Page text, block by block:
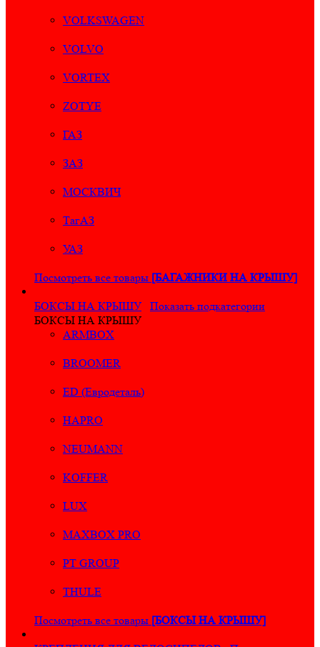
VOLKSWAGEN
VOLVO
VORTEX
ZOTYE
ГАЗ
ЗАЗ
МОСКВИЧ
ТагАЗ
УАЗ
Посмотреть все товары [БАГАЖНИКИ НА КРЫШУ]
БОКСЫ НА КРЫШУ
Показать подкатегории
БОКСЫ НА КРЫШУ
ARMBOX
BROOMER
ED (Евродеталь)
HAPRO
NEUMANN
KOFFER
LUX
MAXBOX PRO
PT GROUP
THULE
Посмотреть все товары [БОКСЫ НА КРЫШУ]